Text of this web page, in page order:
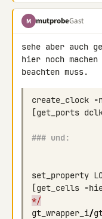
M mutprobeGast
sehe aber auch
hier noch machen
create_clock -
[get_ports
### und:
set_property
[get_cells -
*/
gt_wrapper_i/